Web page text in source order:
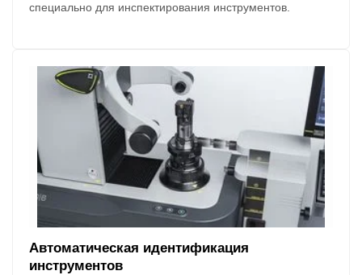
специально для инспектирования инструментов.
Автоматическая идентификация
инструментов